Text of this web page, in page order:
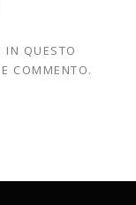
IN QUESTO
COMMENTO.